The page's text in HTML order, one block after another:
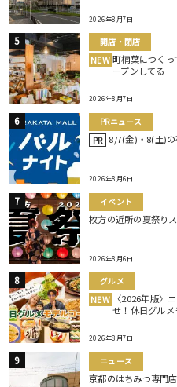
2026年8月7日
開店・閉店
NEW 町楠葉につく
ープンしてる
2026年8月7日
PRニュース
PR 8/7(金)・8(土)
2026年8月6日
イベント
枚方の近所の夏祭り
2026年8月6日
グルメ
NEW 〈2026年版〉
せ！休日グルメ
2026年8月7日
ニュース
京都のはちみつ専門